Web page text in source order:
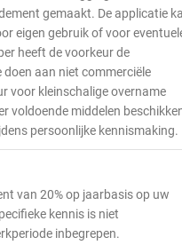
gemaakt. De applicatie
eigen gebruik of voor
heeft de voorkeur de
aan niet commerciële
voor kleinschalige overname
voldoende middelen
persoonlijke kennismaking.
van 20% op jaarbasis op uw
kennis is niet
inbegrepen.